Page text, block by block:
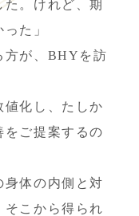
。けれど、期
た」
方が、BHYを訪
値化し、たしか
をご提案するの
身体の内側と対
そこから得られ